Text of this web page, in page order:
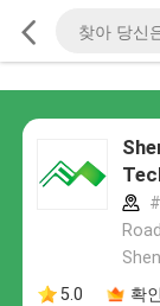
5.0
확